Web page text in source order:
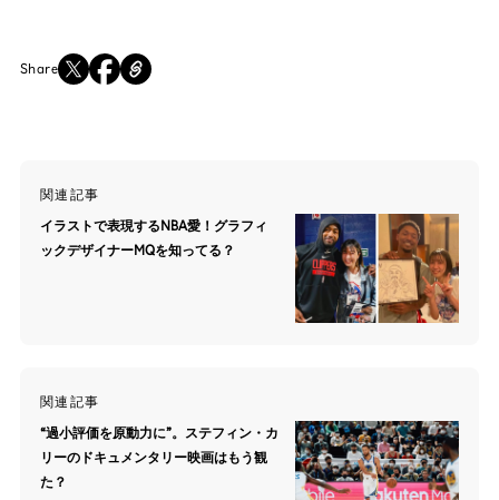
Share
関連記事
イラストで表現するNBA愛！グラフィ
ックデザイナーMQを知ってる？
関連記事
“過小評価を原動力に”。ステフィン・カ
リーのドキュメンタリー映画はもう観
た？